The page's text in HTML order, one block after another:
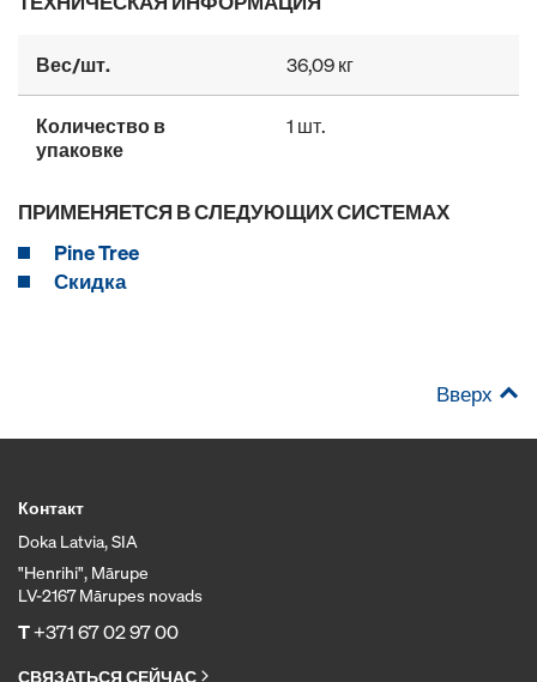
Вес/шт. 36,09 кг
Количество в
упаковке
1 шт.
ПРИМЕНЯЕТСЯ В СЛЕДУЮЩИХ СИСТЕМАХ
Pine Tree
Скидка
Вверх
Контакт
Doka Latvia, SIA
"Henrihi", Mārupe
LV-2167 Mārupes novads
T+371 67 02 97 00
СВЯЗАТЬСЯ СЕЙЧАС